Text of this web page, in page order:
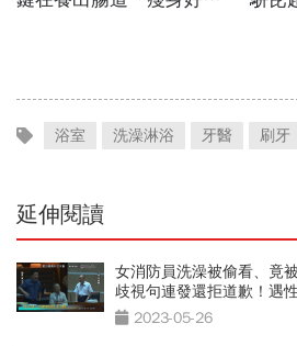
量
浴室 洗澡淋浴 牙醫 刷牙
延伸閱讀
女消防員洗澡被偷看、竟
歧視句連發還拒道歉！遇
2023-05-26